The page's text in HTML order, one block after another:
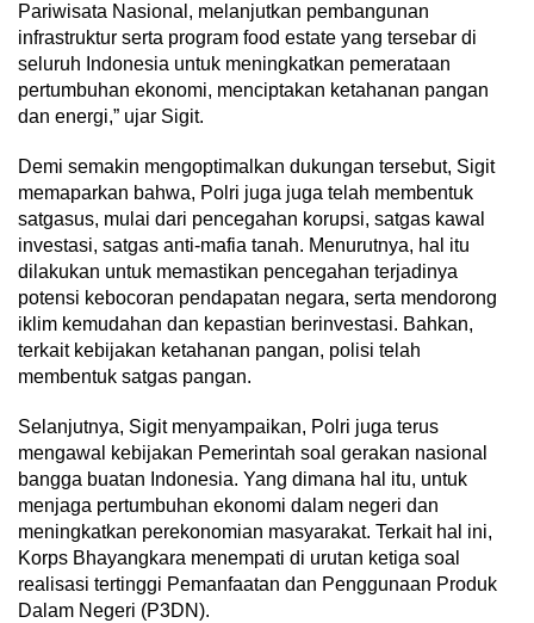
Pariwisata Nasional, melanjutkan pembangunan
infrastruktur serta program food estate yang tersebar di
seluruh Indonesia untuk meningkatkan pemerataan
pertumbuhan ekonomi, menciptakan ketahanan pangan
dan energi,” ujar Sigit.
Demi semakin mengoptimalkan dukungan tersebut, Sigit
memaparkan bahwa, Polri juga juga telah membentuk
satgasus, mulai dari pencegahan korupsi, satgas kawal
investasi, satgas anti-mafia tanah. Menurutnya, hal itu
dilakukan untuk memastikan pencegahan terjadinya
potensi kebocoran pendapatan negara, serta mendorong
iklim kemudahan dan kepastian berinvestasi. Bahkan,
terkait kebijakan ketahanan pangan, polisi telah
membentuk satgas pangan.
Selanjutnya, Sigit menyampaikan, Polri juga terus
mengawal kebijakan Pemerintah soal gerakan nasional
bangga buatan Indonesia. Yang dimana hal itu, untuk
menjaga pertumbuhan ekonomi dalam negeri dan
meningkatkan perekonomian masyarakat. Terkait hal ini,
Korps Bhayangkara menempati di urutan ketiga soal
realisasi tertinggi Pemanfaatan dan Penggunaan Produk
Dalam Negeri (P3DN).